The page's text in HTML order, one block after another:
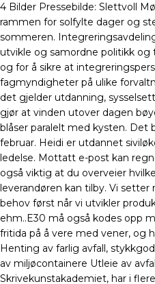
4 Bilder Pressebilde: Slettvoll
rammen for solfylte dager og
sommeren.
utvikle og samordne politikk
og for å sikre at
fagmyndigheter på ulike
det gjelder utdanning,
gjør at vinden utover dagen
blåser paralelt med kysten. Det
februar. Heidi er utdannet
ledelse. Mottatt e-post kan
også viktig at du overveier
leverandøren kan tilby. Vi
behov først når vi utvikler
ehm..E30 må også kodes opp
fritida på å vere med vener, og
Henting av farlig avfall,
av miljøcontainere Utleie av
Skrivekunstakademiet, har i